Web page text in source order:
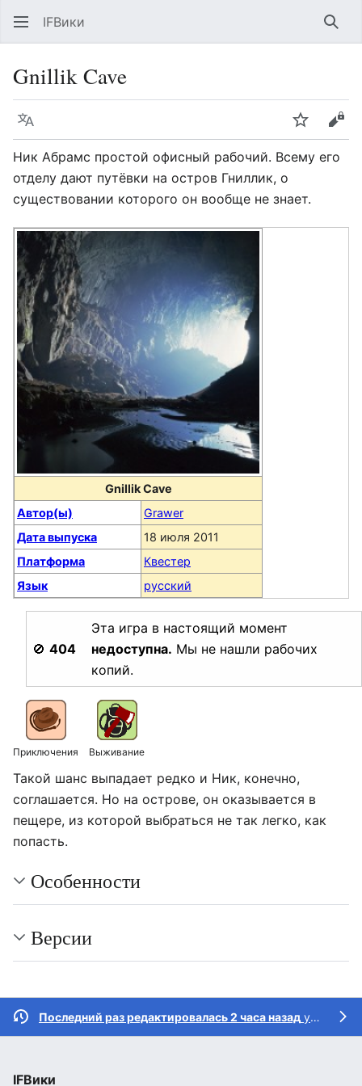
IFВики
Gnillik Cave
Язык Следить
Ник Абрамс простой офисный рабочий. Всему его
отделу дают путёвки на остров Гниллик, о
существовании которого он вообще не знает.
Gnillik Cave
Автор(ы)
Grawer
Дата выпуска
18 июля 2011
Платформа
Квестер
Язык
русский
🚫 404
Эта игра в настоящий момент
недоступна. Мы не нашли рабочих
копий.
Приключения Выживание
Такой шанс выпадает редко и Ник, конечно,
соглашается. Но на острове, он оказывается в
пещере, из которой выбраться не так легко, как
попасть.
Особенности
Версии
Последний раз редактировалась 2 часа назад участником
IFВики